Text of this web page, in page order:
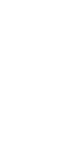
cráneo al interior